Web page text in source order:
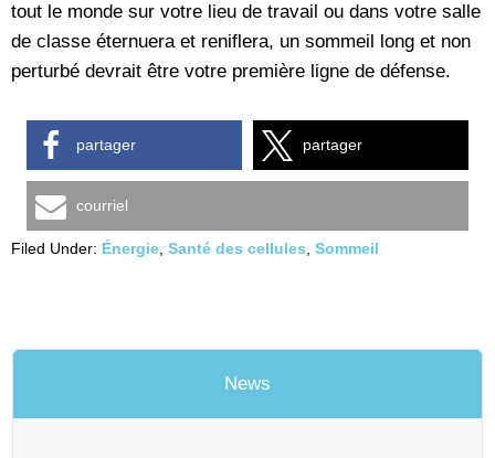
tout le monde sur votre lieu de travail ou dans votre salle
de classe éternuera et reniflera, un sommeil long et non
perturbé devrait être votre première ligne de défense.
partager partager
courriel
Filed Under: Énergie Santé des cellules Sommeil
News